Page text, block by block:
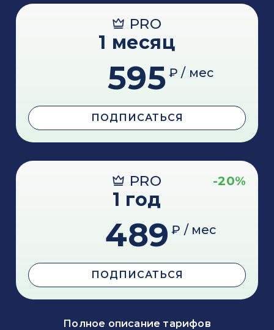
PRO
1 месяц
595 ₽ / мес
ПОДПИСАТЬСЯ
PRO -20%
1 год
489 ₽ / мес
ПОДПИСАТЬСЯ
Полное описание тарифов